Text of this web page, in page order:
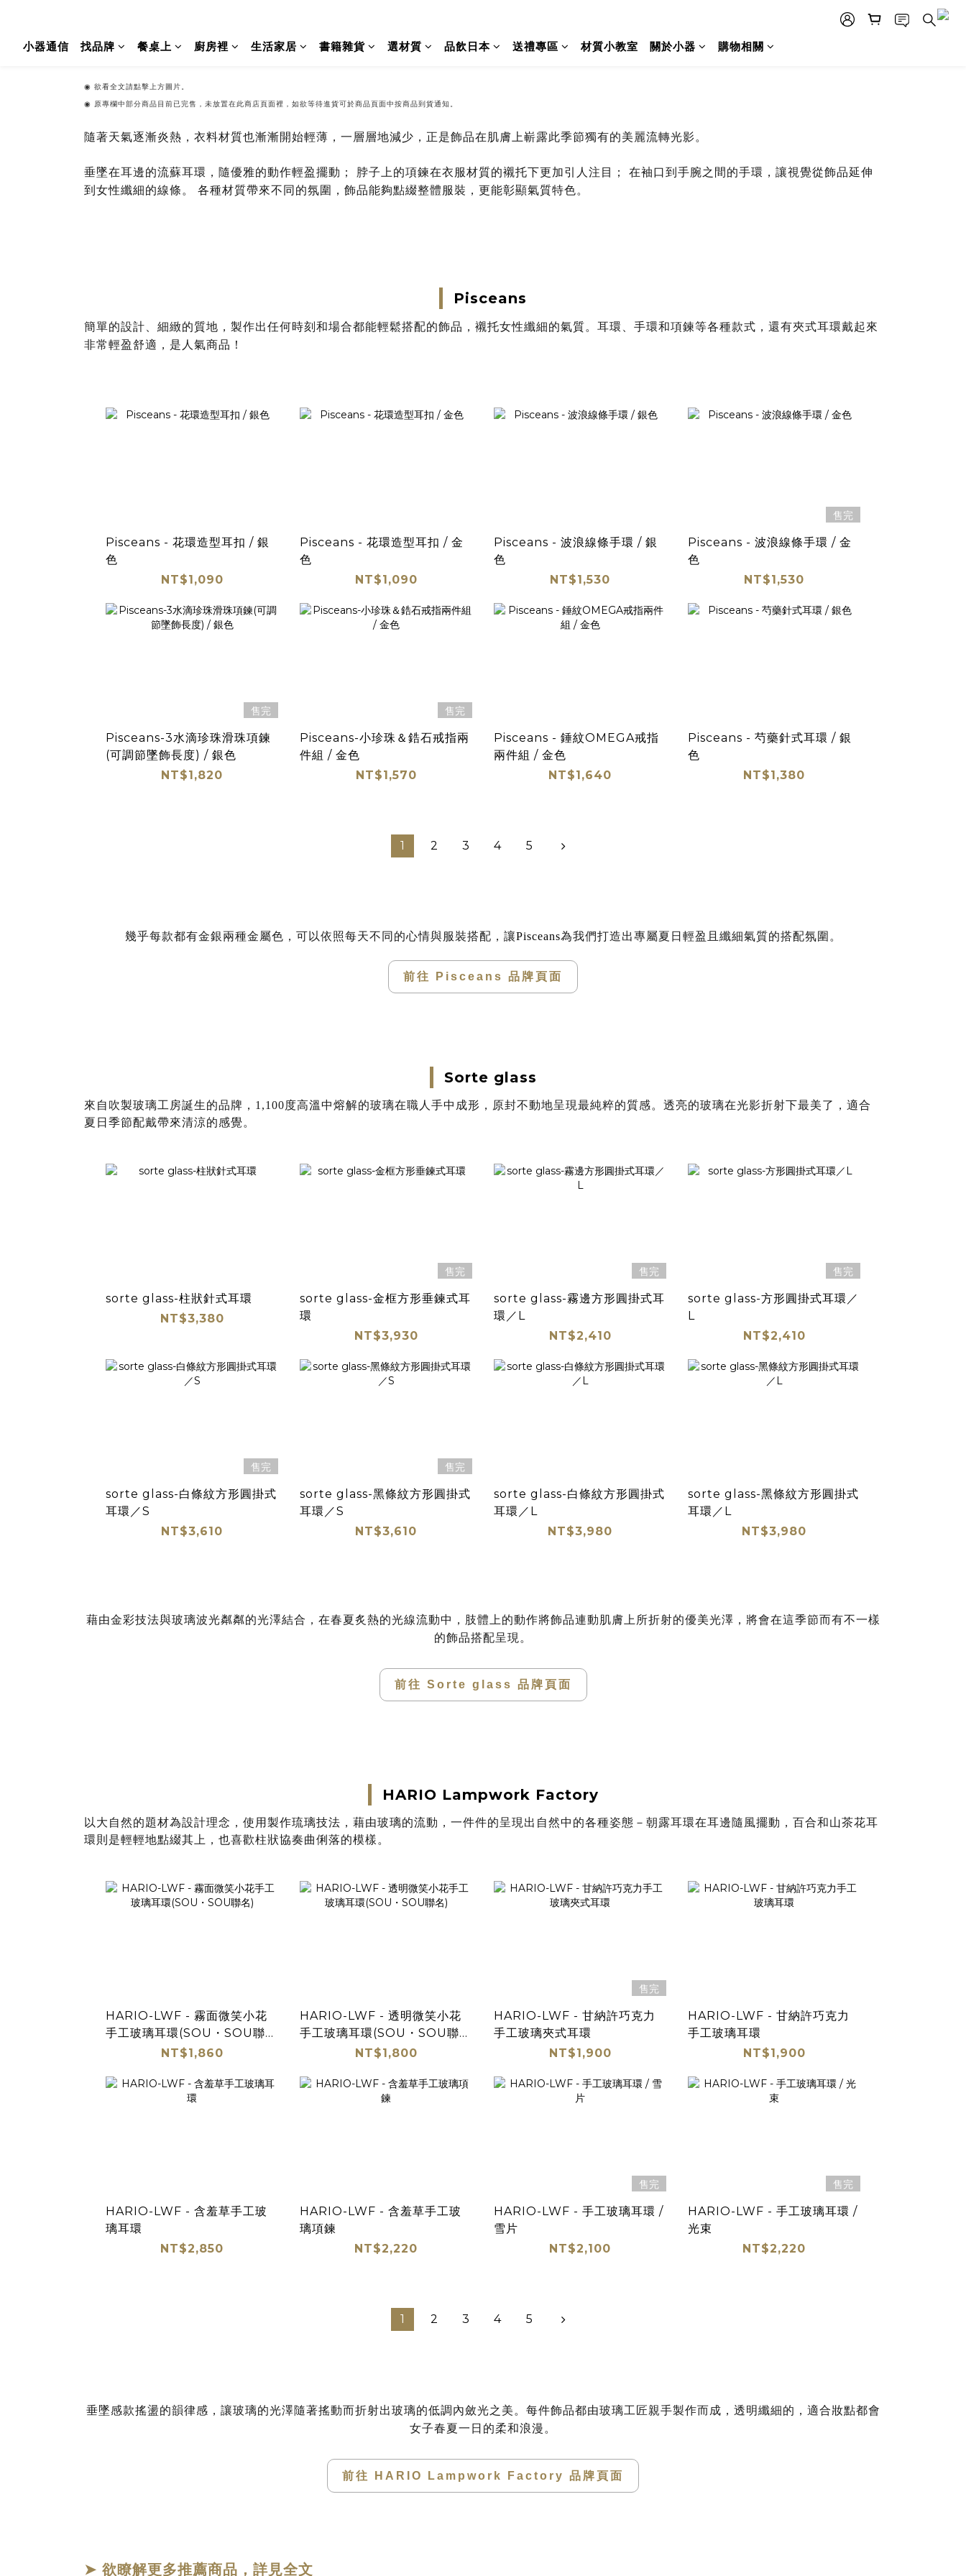
小器通信 找品牌 餐桌上 廚房裡 生活家居 書籍雜貨 選材質 品飲日本 送禮專區 材質小教室 關於小器 購物相關
◉ 欲看全文請點擊上方圖片。
◉ 原專欄中部分商品目前已完售，未放置在此商店頁面裡，如欲等待進貨可於商品頁面中按商品到貨通知。
隨著天氣逐漸炎熱，衣料材質也漸漸開始輕薄，一層層地減少，正是飾品在肌膚上嶄露此季節獨有的美麗流轉光影。
垂墜在耳邊的流蘇耳環，隨優雅的動作輕盈擺動； 脖子上的項鍊在衣服材質的襯托下更加引人注目； 在袖口到手腕之間的手環，讓視覺從飾品延伸
到女性纖細的線條。 各種材質帶來不同的氛圍，飾品能夠點綴整體服裝，更能彰顯氣質特色。
Pisceans
簡單的設計、細緻的質地，製作出任何時刻和場合都能輕鬆搭配的飾品，襯托女性纖細的氣質。耳環、手環和項鍊等各種款式，還有夾式耳環戴起來
非常輕盈舒適，是人氣商品！
Pisceans - 花環造型耳扣 / 銀
色
NT$1,090
Pisceans - 花環造型耳扣 / 金
色
NT$1,090
Pisceans - 波浪線條手環 / 銀
色
NT$1,530
售完
Pisceans - 波浪線條手環 / 金
色
NT$1,530
售完
Pisceans-3水滴珍珠滑珠項鍊
(可調節墜飾長度) / 銀色
NT$1,820
售完
Pisceans-小珍珠＆鋯石戒指兩
件組 / 金色
NT$1,570
Pisceans - 錘紋OMEGA戒指
兩件組 / 金色
NT$1,640
Pisceans - 芍藥針式耳環 / 銀
色
NT$1,380
1 2 3 4 5
幾乎每款都有金銀兩種金屬色，可以依照每天不同的心情與服裝搭配，讓Pisceans為我們打造出專屬夏日 輕盈且纖細氣質的搭配氛圍。
前往 Pisceans 品牌頁面
Sorte glass
來自吹製玻璃工房誕生的品牌，1,100度高溫中熔解的玻璃在職人手中成形，原封不動地呈現最純粹的質感。透亮的玻璃在光影折射下最美了，適合
夏日季節配戴帶來清涼的感覺。
sorte glass-柱狀針式耳環
NT$3,380
售完
sorte glass-金框方形垂鍊式耳
環
NT$3,930
售完
sorte glass-霧邊方形圓掛式耳
環／L
NT$2,410
售完
sorte glass-方形圓掛式耳環／
L
NT$2,410
售完
sorte glass-白條紋方形圓掛式
耳環／S
NT$3,610
售完
sorte glass-黑條紋方形圓掛式
耳環／S
NT$3,610
sorte glass-白條紋方形圓掛式
耳環／L
NT$3,980
sorte glass-黑條紋方形圓掛式
耳環／L
NT$3,980
藉由金彩技法與玻璃波光粼粼的光澤結合，在春夏炙熱的光線流動中，肢體上的動作將飾品連動肌膚上所折射的優美光澤，將會在這季節而有不一樣
的飾品搭配呈現。
前往 Sorte glass 品牌頁面
HARIO Lampwork Factory
以大自然的題材為設計理念，使用製作琉璃技法，藉由玻璃的流動，一件件的呈現出自然中的各種姿態－朝露耳環在耳邊隨風擺動，百合和山茶花耳
環則是輕輕地點綴其上，也喜歡柱狀協奏曲俐落的模樣。
HARIO-LWF - 霧面微笑小花
手工玻璃耳環(SOU・SOU聯
NT$1,860
HARIO-LWF - 透明微笑小花
手工玻璃耳環(SOU・SOU聯
NT$1,800
售完
HARIO-LWF - 甘納許巧克力
手工玻璃夾式耳環
NT$1,900
HARIO-LWF - 甘納許巧克力
手工玻璃耳環
NT$1,900
HARIO-LWF - 含羞草手工玻
璃耳環
NT$2,850
HARIO-LWF - 含羞草手工玻
璃項鍊
NT$2,220
售完
HARIO-LWF - 手工玻璃耳環 /
雪片
NT$2,100
售完
HARIO-LWF - 手工玻璃耳環 /
光束
NT$2,220
1 2 3 4 5
垂墜感款搖盪的韻律感，讓玻璃的光澤隨著搖動而折射出玻璃的低調內斂光之美。 每件飾品都由玻璃工匠親手製作而成，透明纖細的，適合妝點都會
女子春夏一日的柔和浪漫。
前往 HARIO Lampwork Factory 品牌頁面
➤ 欲瞭解更多推薦商品，詳見全文